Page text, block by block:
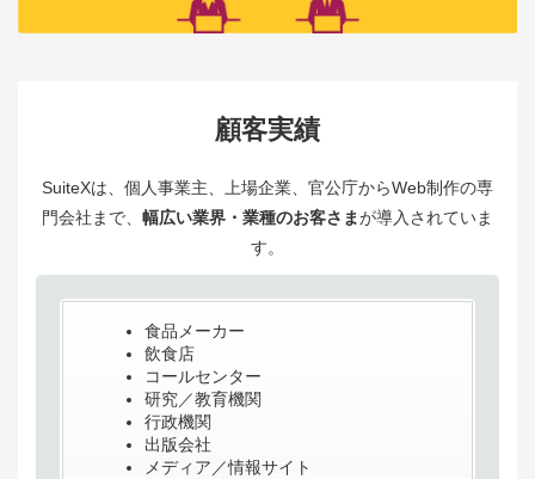
顧客実績
SuiteXは、個人事業主、上場企業、官公庁からWeb制作の専
門会社まで、 幅広い業界・業種のお客さまが導入されていま
す。
食品メーカー
飲食店
コールセンター
研究／教育機関
行政機関
出版会社
メディア／情報サイト